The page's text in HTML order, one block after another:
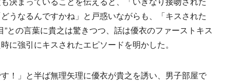
うなるんですかね」と戸惑いながらも、「キスされた
との言葉に貴之は驚きつつ、話は優衣のファーストキス
に強引にキスされたエピソードを明かした。
！」と半ば無理矢理に優衣が貴之を誘い、男子部屋で